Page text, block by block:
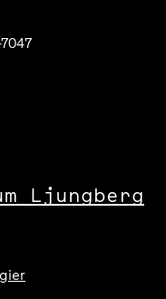
Ljungberg